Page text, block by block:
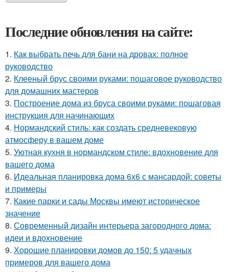
Последние обновления на сайте:
1. Как выбрать печь для бани на дровах: полное
руководство
2. Клееный брус своими руками: пошаговое руководство
для домашних мастеров
3. Построение дома из бруса своими руками: пошаговая
инструкция для начинающих
4. Нормандский стиль: как создать средневековую
атмосферу в вашем доме
5. Уютная кухня в нормандском стиле: вдохновение для
вашего дома
6. Идеальная планировка дома 6х6 с мансардой: советы
и примеры
7. Какие парки и сады Москвы имеют историческое
значение
8. Современный дизайн интерьера загородного дома:
идеи и вдохновение
9. Хорошие планировки домов до 150: 5 удачных
примеров для вашего дома